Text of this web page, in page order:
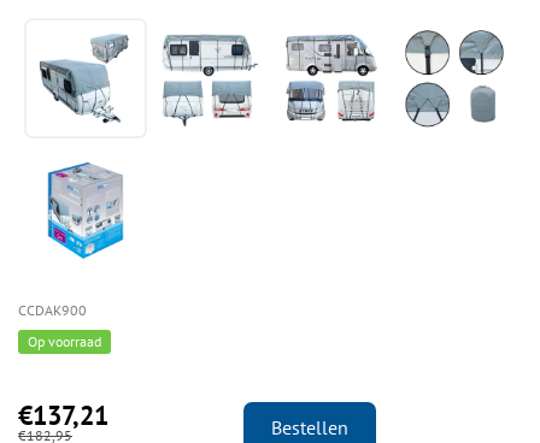
CCDAK900
Op voorraad
€137,21
€182,95 Bestellen